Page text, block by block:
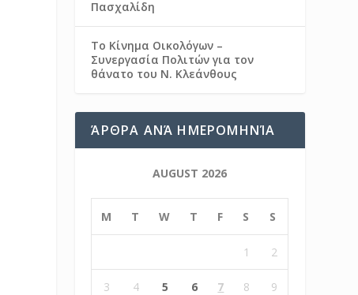
Πασχαλίδη
Το Κίνημα Οικολόγων –
Συνεργασία Πολιτών για τον
θάνατο του Ν. Κλεάνθους
ΆΡΘΡΑ ΑΝΆ ΗΜΕΡΟΜΗΝΊΑ
AUGUST 2026
M T W T F S S
1 2
3 4 5 6 7 8 9